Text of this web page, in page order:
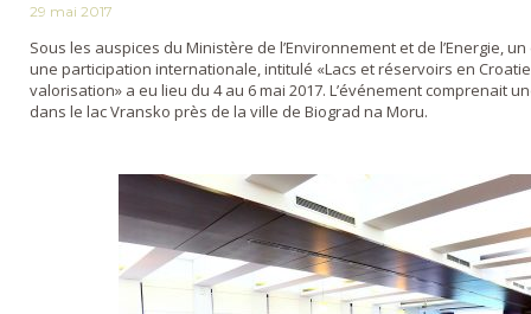
29 mai 2017
Sous les auspices du Ministère de l’Environnement et de l’Energie,
une participation internationale, intitulé «Lacs et réservoirs en
valorisation» a eu lieu du 4 au 6 mai 2017. L’événement comprenait
dans le lac Vransko près de la ville de Biograd na Moru.